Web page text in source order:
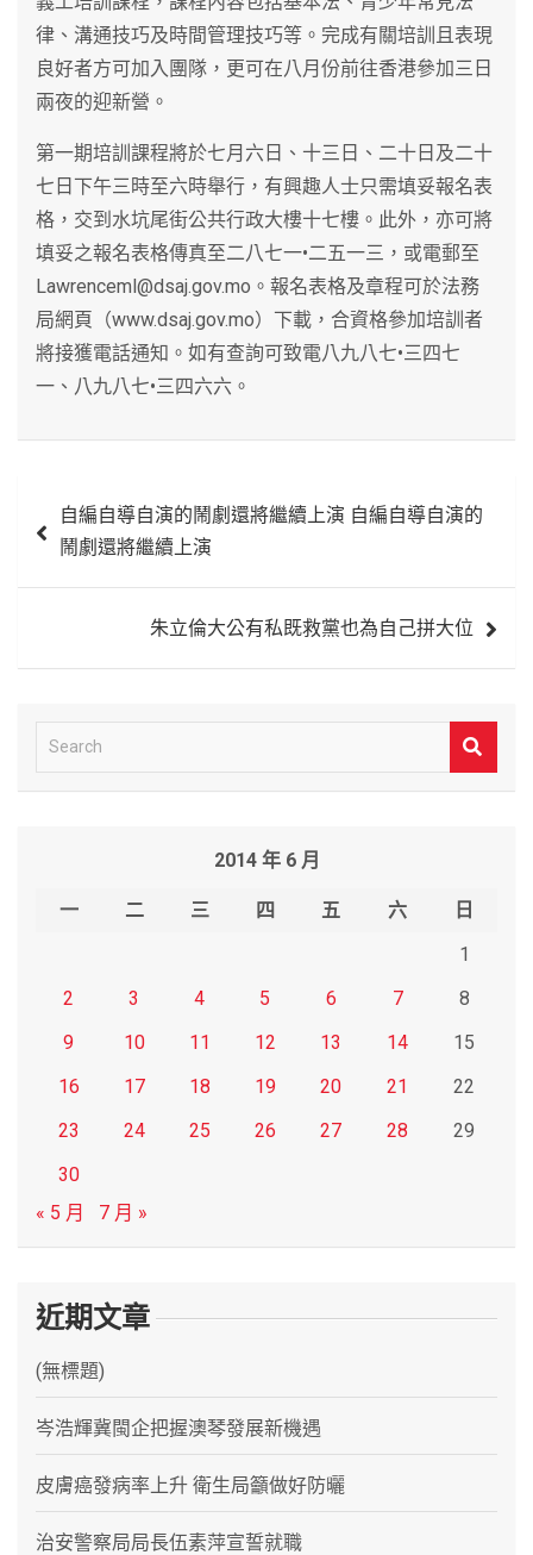
律、溝通技巧及時間管理技巧等。完成有關培訓且表現
良好者方可加入團隊，更可在八月份前往香港參加三日
兩夜的迎新營。
第一期培訓課程將於七月六日、十三日、二十日及二十
七日下午三時至六時舉行，有興趣人士只需填妥報名表
格，交到水坑尾街公共行政大樓十七樓。此外，亦可將
填妥之報名表格傳真至二八七一•二五一三，或電郵至
Lawrenceml@dsaj.gov.mo。報名表格及章程可於法務
局網頁（www.dsaj.gov.mo）下載，合資格參加培訓者
將接獲電話通知。如有查詢可致電八九八七•三四七
一、八九八七•三四六六。
章
自編自導自演的鬧劇還將繼續上演 自編自導自演的
鬧劇還將繼續上演
朱立倫大公有私既救黨也為自己拼大位
e
2014 年 6 月
一 二 三 四 五 六
日
1
2
3 4 5 6 7
8
9
10 11 12 13 14
15
16
17 18 19 20 21
22
23
24 25 26 27 28
29
30
« 5 月
7 月 »
近期文章
(無標題)
岑浩輝冀閩企把握澳琴發展新機遇
皮膚癌發病率上升 衛生局籲做好防曬
治安警察局局長伍素萍宣誓就職